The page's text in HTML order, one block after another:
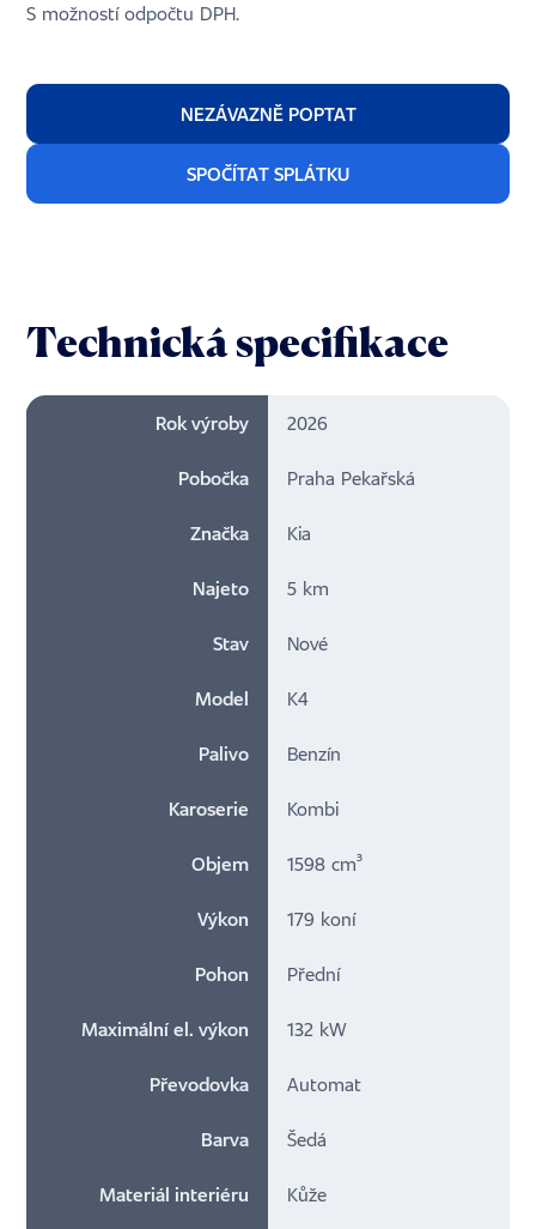
S možností odpočtu DPH.
NEZÁVAZNĚ POPTAT
SPOČÍTAT SPLÁTKU
Technická specifikace
Rok výroby 2026
Pobočka Praha Pekařská
Značka Kia
Najeto 5 km
Stav Nové
Model K4
Palivo Benzín
Karoserie Kombi
Objem 1598 cm³
Výkon 179 koní
Pohon Přední
Maximální el. výkon 132 kW
Převodovka Automat
Barva Šedá
Materiál interiéru Kůže